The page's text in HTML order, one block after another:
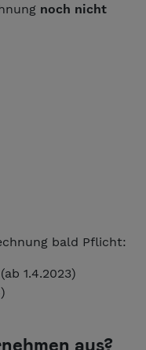
noch nicht
bald Pflicht:
1.4.2023)
aus?